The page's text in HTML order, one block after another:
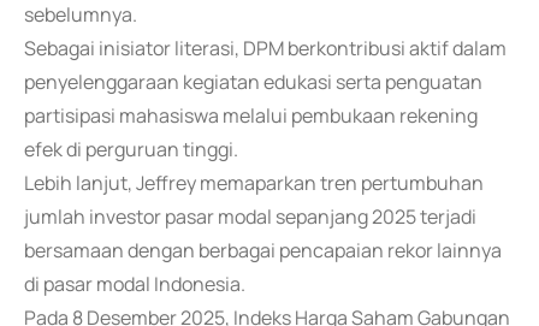
sebelumnya.
Sebagai inisiator literasi, DPM berkontribusi aktif dalam
penyelenggaraan kegiatan edukasi serta penguatan
partisipasi mahasiswa melalui pembukaan rekening
efek di perguruan tinggi.
Lebih lanjut, Jeffrey memaparkan tren pertumbuhan
jumlah investor pasar modal sepanjang 2025 terjadi
bersamaan dengan berbagai pencapaian rekor lainnya
di pasar modal Indonesia.
Pada 8 Desember 2025, Indeks Harga Saham Gabungan